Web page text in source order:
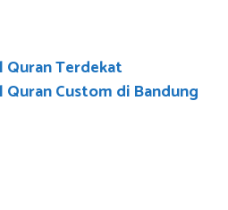
Quran Terdekat
Quran Custom di Bandung